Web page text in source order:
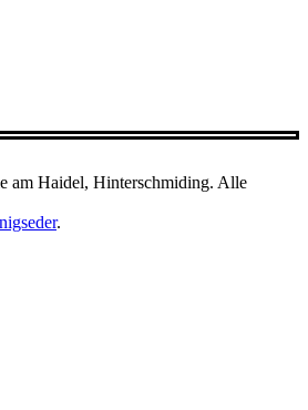
am Haidel, Hinterschmiding. Alle
.